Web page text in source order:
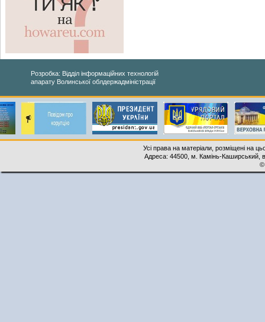
Розробка: Відділ інформаційних технологій
апарату Волинської облдержадміністрації
Усі права на матеріали, розміщені на
Адреса: 44500, м. Камінь-Каширський,
©